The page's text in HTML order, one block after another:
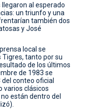
al esperado
un triunfo y una
también dos
y José
local se
tanto por su
de los últimos
de 1983 se
conteo oficial
varios clásicos
están dentro del